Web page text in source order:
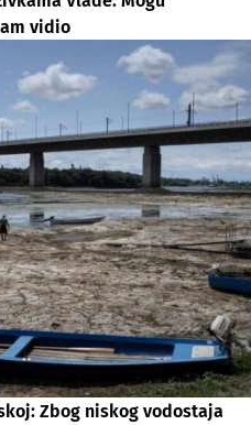
vidio
Zbog niskog vodostaja